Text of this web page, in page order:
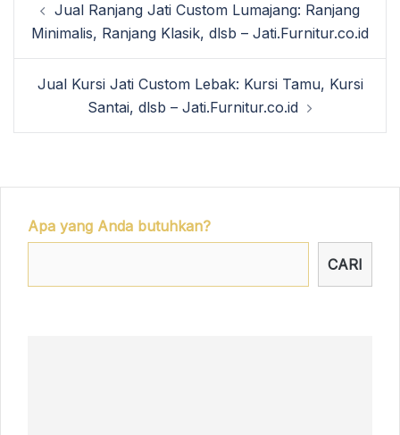
navigation
Jual Ranjang Jati Custom Lumajang: Ranjang
Minimalis, Ranjang Klasik, dlsb – Jati.Furnitur.co.id
Jual Kursi Jati Custom Lebak: Kursi Tamu, Kursi
Santai, dlsb – Jati.Furnitur.co.id
Apa yang Anda butuhkan?
CARI